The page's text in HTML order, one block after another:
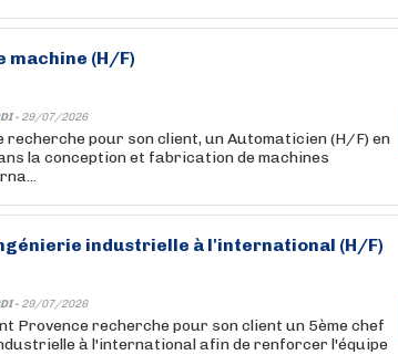
machine (H/F)
- 29/07/2026
pour son client, un Automaticien (H/F) en
la conception et fabrication de machines
industrielle à l'international (H/F)
- 29/07/2026
Provence recherche pour son client un 5ème chef
à l'international afin de renforcer l'équipe